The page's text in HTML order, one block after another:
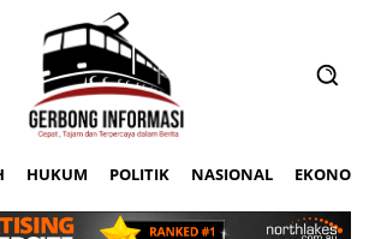
HUKUM POLITIK NASIONAL EKONOMI